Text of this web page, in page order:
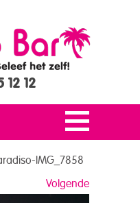
12 12
IMG_7858
Volgende